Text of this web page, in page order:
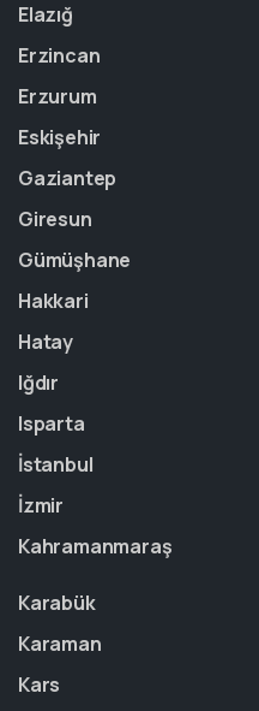
Elazığ
Erzincan
Erzurum
Eskişehir
Gaziantep
Giresun
Gümüşhane
Hakkari
Hatay
Iğdır
Isparta
İstanbul
İzmir
Kahramanmaraş
Karabük
Karaman
Kars